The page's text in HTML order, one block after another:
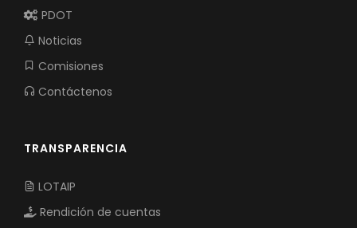
PDOT
Noticias
Comisiones
Contáctenos
TRANSPARENCIA
LOTAIP
Rendición de cuentas